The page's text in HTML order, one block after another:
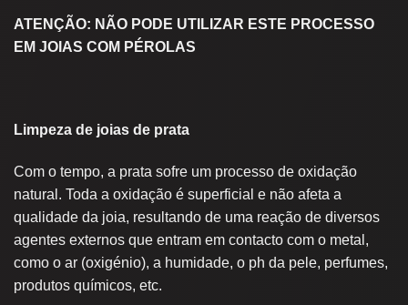
ATENÇÃO: NÃO PODE UTILIZAR ESTE PROCESSO
EM JOIAS COM PÉROLAS
Limpeza de joias de prata
Com o tempo, a prata sofre um processo de oxidação
natural. Toda a oxidação é superficial e não afeta a
qualidade da joia, resultando de uma reação de diversos
agentes externos que entram em contacto com o metal,
como o ar (oxigénio), a humidade, o ph da pele, perfumes,
produtos químicos, etc.